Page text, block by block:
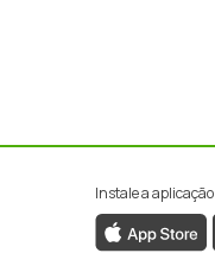
Instale a aplicação